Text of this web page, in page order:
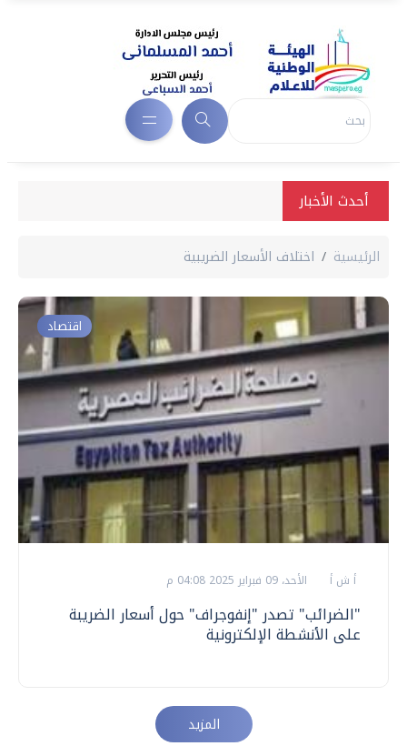
أحدث الأخبار
الرئيسية اختلاف الأسعار الضريبية
اقتصاد
أ ش أ الأحد، 09 فبراير 2025 04:08 م
"الضرائب" تصدر "إنفوجراف" حول أسعار الضريبة
على الأنشطة الإلكترونية
المزيد